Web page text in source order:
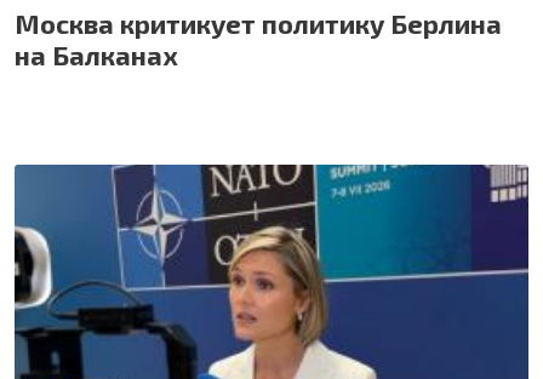
Москва критикует политику Берлина
на Балканах